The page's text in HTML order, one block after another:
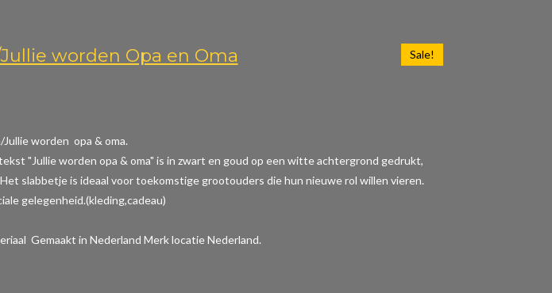
Sale!
worden Opa en Oma
worden opa & oma.
"Jullie worden opa & oma" is in zwart en goud op een witte achtergrond gedrukt,
slabbetje is ideaal voor toekomstige grootouders die hun nieuwe rol willen vieren.
gelegenheid.(kleding,cadeau)
Gemaakt in Nederland Merk locatie Nederland.